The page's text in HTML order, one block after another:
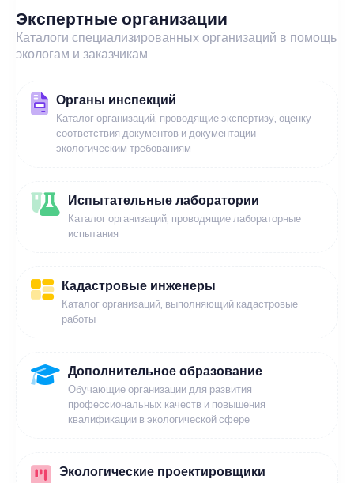
Экспертные организации
Каталоги специализированных организаций в помощь
экологам и заказчикам
Органы инспекций
Каталог организаций, проводящие экспертизу, оценку
соответствия документов и документации
экологическим требованиям
Испытательные лаборатории
Каталог организаций, проводящие лабораторные
испытания
Кадастровые инженеры
Каталог организаций, выполняющий кадастровые
работы
Дополнительное образование
Обучающие организации для развития
профессиональных качеств и повышения
квалификации в экологической сфере
Экологические проектировщики